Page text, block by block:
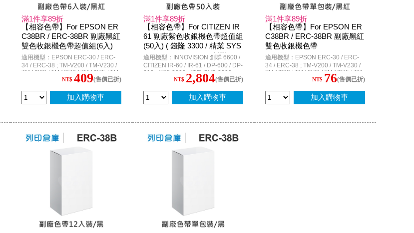
滿1件享89折
【相容色帶】For EPSON ER
C38BR / ERC-38BR 副廠黑紅
雙色收銀機色帶超值組(6入)
適用機型：EPSON ERC-30 / ERC-
34 / ERC-38 ; TM-V200 / TM-V230 /
TM-V300 / TM-V370 / TM-V375 / TM-
270 / TM-300 ; TM-U210 / TM-U220 /
/ TM-U220PB / TM-U220PD / TM-
U270 / TM-U375 / TM-U300A / TM-
NT$ 409(售價已折)
加入購物車
滿1件享89折
【相容色帶】For CITIZEN IR
61 副廠紫色收銀機色帶超值組
(50入) ( 錢隆 3300 / 精業 SYS
3300 / INNOVISION 創群 660
0)
適用機型：INNOVISION 創群 6600 /
CITIZEN IR-60 / IR-61 / DP-600 / DP-
610 ; 錢隆 3300 ; 精業 SYS-3300 ;
WINPOS WP-103S ; P-6628 ; BULL-
NT$ 2,804(售價已折)
加入購物車
滿1件享89折
【相容色帶】For EPSON ER
C38BR / ERC-38BR 副廠黑紅
雙色收銀機色帶
適用機型：EPSON ERC-30 / ERC-
34 / ERC-38 ; TM-V200 / TM-V230 /
TM-V300 / TM-V370 / TM-V375 / TM-
270 / TM-300 ; TM-U210 / TM-U220 /
/ TM-U220PB / TM-U220PD / TM-
U270 / TM-U375 / TM-U300A / TM-
NT$ 76(售價已折)
加入購物車